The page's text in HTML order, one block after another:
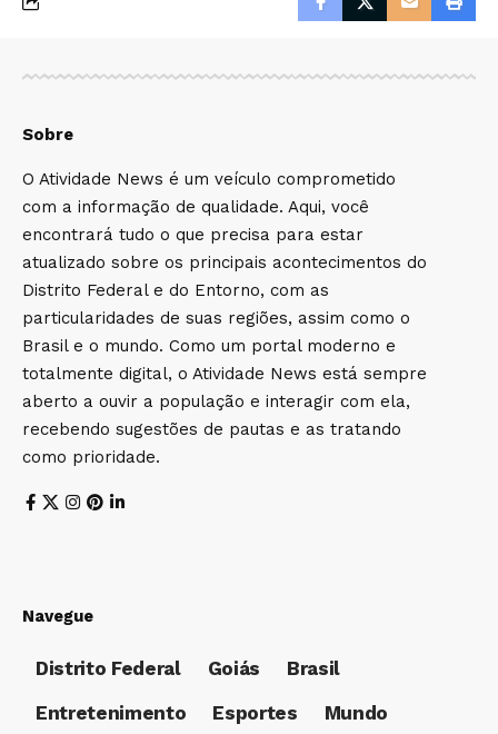
Sobre
O Atividade News é um veículo comprometido
com a informação de qualidade. Aqui, você
encontrará tudo o que precisa para estar
atualizado sobre os principais acontecimentos do
Distrito Federal e do Entorno, com as
particularidades de suas regiões, assim como o
Brasil e o mundo. Como um portal moderno e
totalmente digital, o Atividade News está sempre
aberto a ouvir a população e interagir com ela,
recebendo sugestões de pautas e as tratando
como prioridade.
Navegue
Distrito Federal Goiás
Brasil
Entretenimento
Esportes Mundo